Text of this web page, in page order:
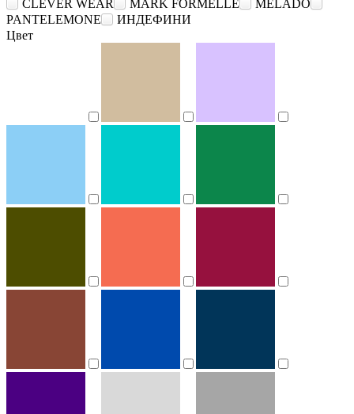
CLEVER WEAR
MARK FORMELLE
MELADO
PANTELEMONE
ИНДЕФИНИ
Цвет